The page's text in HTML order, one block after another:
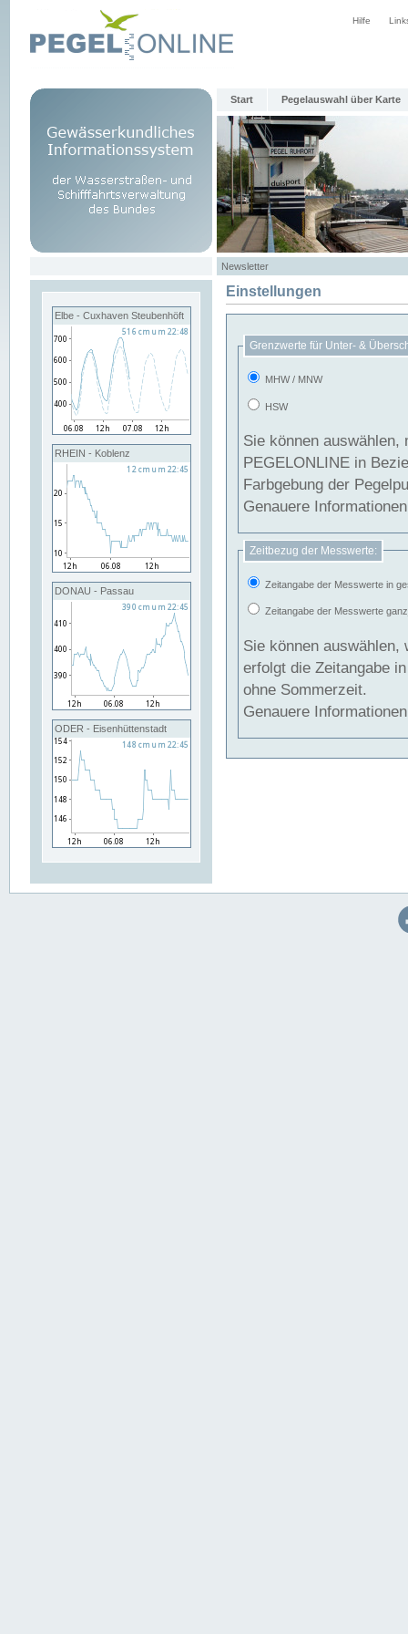
Hilfe
Start Pegelauswahl über Karte
Newsletter
Elbe - Cuxhaven Steubenhöft
RHEIN - Koblenz
DONAU - Passau
ODER - Eisenhüttenstadt
Einstellungen
Grenzwerte für Unter- &
MHW / MNW
HSW
Sie können
PEGELONLINE in Beziehung
Farbgebung der
Genauere
Zeitbezug der Messwerte:
Zeitangabe der Messwerte in
Zeitangabe der Messwerte
Sie können auswählen,
erfolgt die Zeitangabe
ohne Sommerzeit.
Genauere